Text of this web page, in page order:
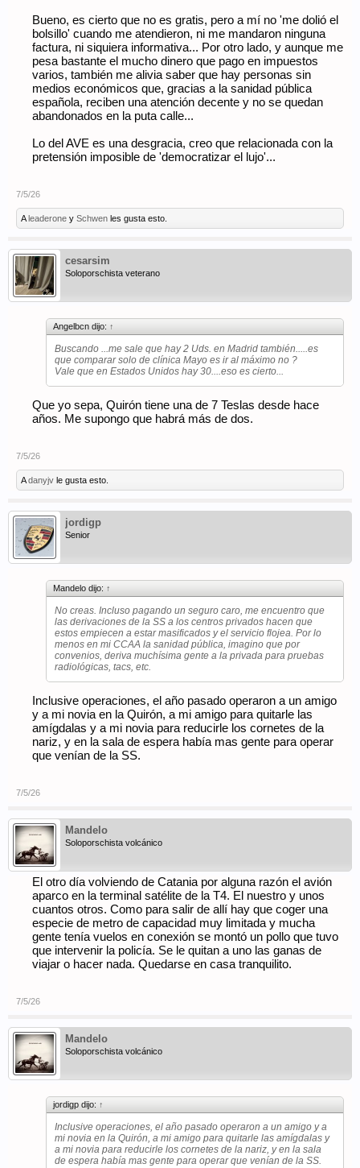
Me decía que se empieza a parecer a montar en el Metro (con
la diferencia de que el Metro si es puntual claro)
Bueno, es cierto que no es gratis, pero a mí no 'me dolió el
bolsillo' cuando me atendieron, ni me mandaron ninguna
factura, ni siquiera informativa... Por otro lado, y aunque me
pesa bastante el mucho dinero que pago en impuestos
varios, también me alivia saber que hay personas sin
medios económicos que, gracias a la sanidad pública
española, reciben una atención decente y no se quedan
abandonados en la puta calle...
Lo del AVE es una desgracia, creo que relacionada con la
pretensión imposible de 'democratizar el lujo'...
7/5/26
Aleaderone y Schwen les gusta esto.
cesarsim
Soloporschista veterano
Angelbcn dijo: ↑
Buscando ...me sale que hay 2 Uds. en Madrid también.....es
que comparar solo de clínica Mayo es ir al máximo no ?
Vale que en Estados Unidos hay 30....eso es cierto...
Que yo sepa, Quirón tiene una de 7 Teslas desde hace
años. Me supongo que habrá más de dos.
7/5/26
Adanyjv le gusta esto.
jordigp
Senior
Mandelo dijo: ↑
No creas. Incluso pagando un seguro caro, me encuentro que
las derivaciones de la SS a los centros privados hacen que
estos empiecen a estar masificados y el servicio flojea. Por lo
menos en mi CCAA la sanidad pública, imagino que por
convenios, deriva muchísima gente a la privada para pruebas
radiológicas, tacs, etc.
Inclusive operaciones, el año pasado operaron a un amigo
y a mi novia en la Quirón, a mi amigo para quitarle las
amígdalas y a mi novia para reducirle los cornetes de la
nariz, y en la sala de espera había mas gente para operar
que venían de la SS.
7/5/26
Mandelo
Soloporschista volcánico
El otro día volviendo de Catania por alguna razón el avión
aparco en la terminal satélite de la T4. El nuestro y unos
cuantos otros. Como para salir de allí hay que coger una
especie de metro de capacidad muy limitada y mucha
gente tenía vuelos en conexión se montó un pollo que tuvo
que intervenir la policía. Se le quitan a uno las ganas de
viajar o hacer nada. Quedarse en casa tranquilito.
7/5/26
Mandelo
Soloporschista volcánico
jordigp dijo: ↑
Inclusive operaciones, el año pasado operaron a un amigo y a
mi novia en la Quirón, a mi amigo para quitarle las amígdalas y
a mi novia para reducirle los cornetes de la nariz, y en la sala
de espera había mas gente para operar que venían de la SS.